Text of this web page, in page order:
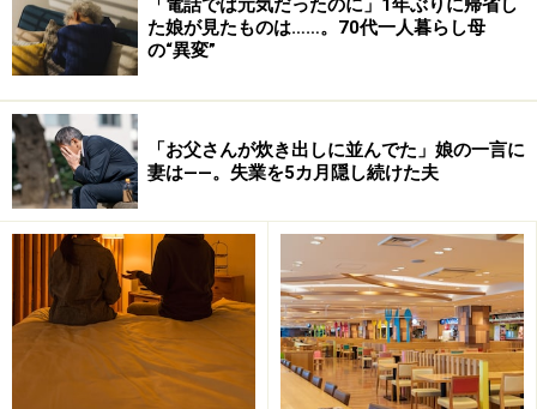
「電話では元気だったのに」1年ぶりに帰省し
た娘が見たものは……。70代一人暮らし母
の“異変”
「お父さんが炊き出しに並んでた」娘の一言に
妻は――。失業を5カ月隠し続けた夫